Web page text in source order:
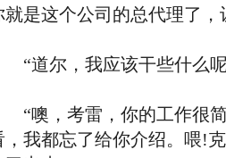
就是这个公司的总代理了，
道尔，我应该干些什么呢
噢，考雷，你的工作很简
，我都忘了给你介绍。喂!